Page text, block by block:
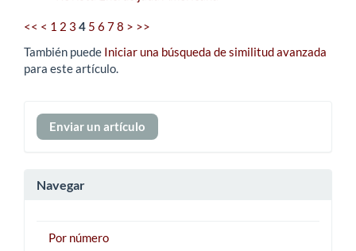
<< < 1 2 3 4 5 6 78 > >>
También puede Iniciar una búsqueda de similitud avanzada
para este artículo.
Enviar
un
Enviar un artículo
Navegar
Por número